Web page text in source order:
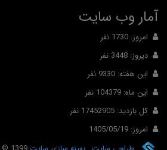
آمار وب سایت
امروز: 1730 نفر
دیروز: 3448 نفر
این هفته: 9330 نفر
این ماه: 104379 نفر
کل بازدید: 17452905 نفر
امروز: 1405/05/19